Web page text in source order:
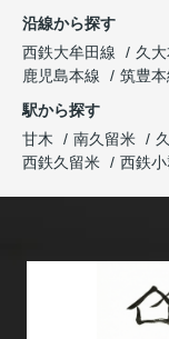
沿線から探す
西鉄大牟田線
久
鹿児島本線
筑豊本
駅から探す
甘木
南久留米
西鉄久留米
西鉄